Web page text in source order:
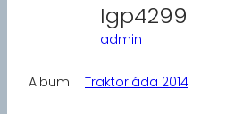
Igp4299
admin
Album: Traktoriáda 2014